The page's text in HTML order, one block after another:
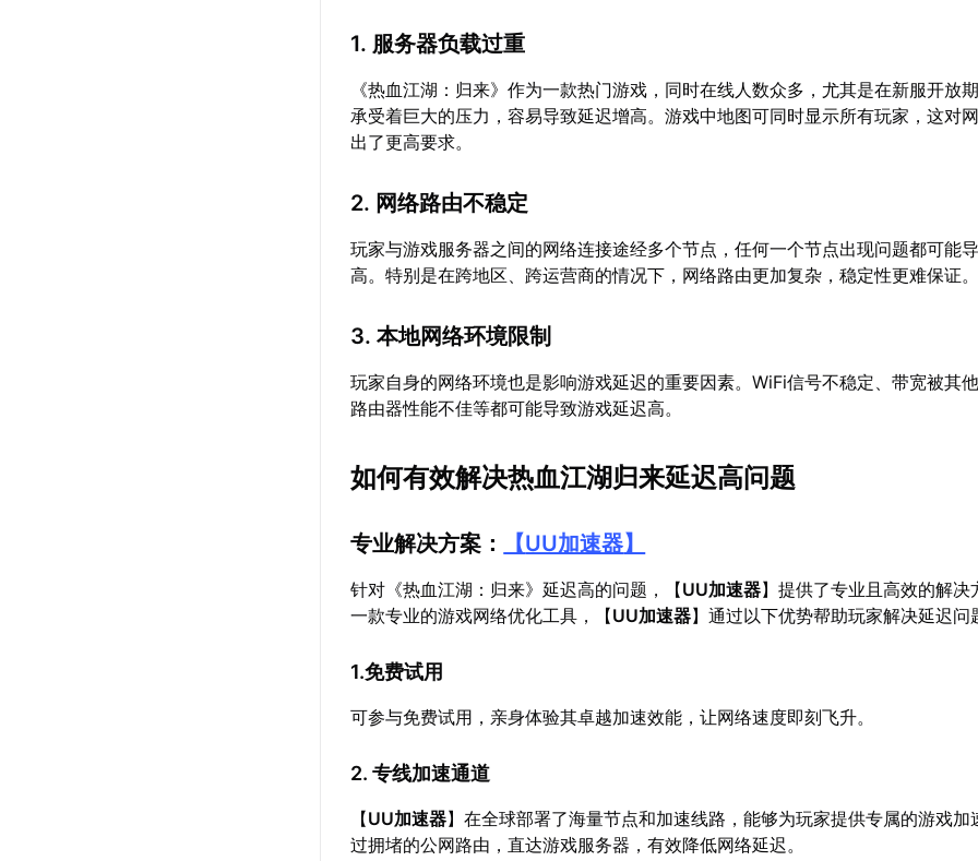
1. 服务器负载过重
《热血江湖：归来》作为一款热门游戏，同时在线人数众多，尤其是在新服开放
承受着巨大的压力，容易导致延迟增高。游戏中地图可同时显示所有玩家，这对
出了更高要求。
2. 网络路由不稳定
玩家与游戏服务器之间的网络连接途经多个节点，任何一个节点出现问题都可能
高。特别是在跨地区、跨运营商的情况下，网络路由更加复杂，稳定性更难保证
3. 本地网络环境限制
玩家自身的网络环境也是影响游戏延迟的重要因素。WiFi信号不稳定、带宽被其
路由器性能不佳等都可能导致游戏延迟高。
如何有效解决热血江湖归来延迟高问题
专业解决方案： 【UU加速器】
针对《热血江湖：归来》延迟高的问题，【UU加速器】提供了专业且高效的解决
一款专业的游戏网络优化工具，【UU加速器】通过以下优势帮助玩家解决延迟问
1.免费试用
可参与免费试用，亲身体验其卓越加速效能，让网络速度即刻飞升。
2. 专线加速通道
【UU加速器】在全球部署了海量节点和加速线路，能够为玩家提供专属的游戏加
过拥堵的公网路由，直达游戏服务器，有效降低网络延迟。